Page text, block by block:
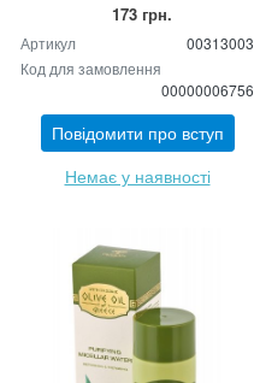
173 грн.
Артикул
00313003
Код для замовлення
00000006756
Повідомити про вступ
Немає у наявності